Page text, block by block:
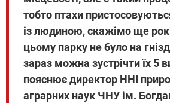
тобто птахи
із людиною, скажімо ще
цьому парку не було на
зараз можна зустрічти їх 5
пояснює директор ННІ
аграрних наук ЧНУ ім.